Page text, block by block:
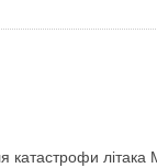
катастрофи